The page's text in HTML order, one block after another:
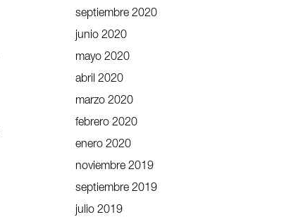
septiembre 2020
junio 2020
mayo 2020
abril 2020
marzo 2020
febrero 2020
enero 2020
noviembre 2019
septiembre 2019
julio 2019